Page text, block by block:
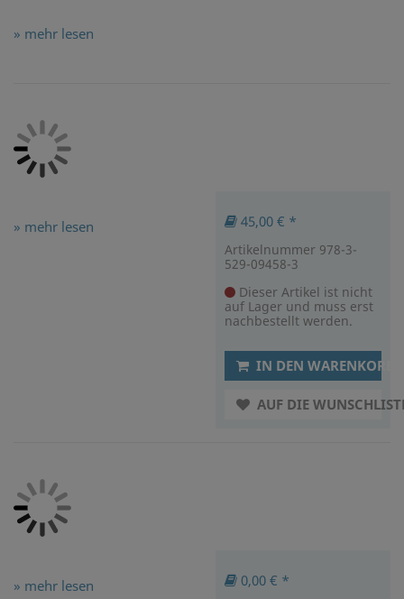
» mehr lesen
» mehr lesen 45,00 € *
Artikelnummer 978-3-
529-09458-3
Dieser Artikel ist nicht
auf Lager und muss erst
nachbestellt werden.
IN DEN WARENKORB
AUF DIE
» mehr lesen 0,00 € *